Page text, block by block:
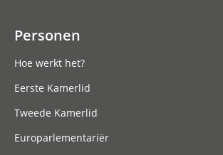
Personen
Hoe werkt het?
Eerste Kamerlid
Tweede Kamerlid
Europarlementariër